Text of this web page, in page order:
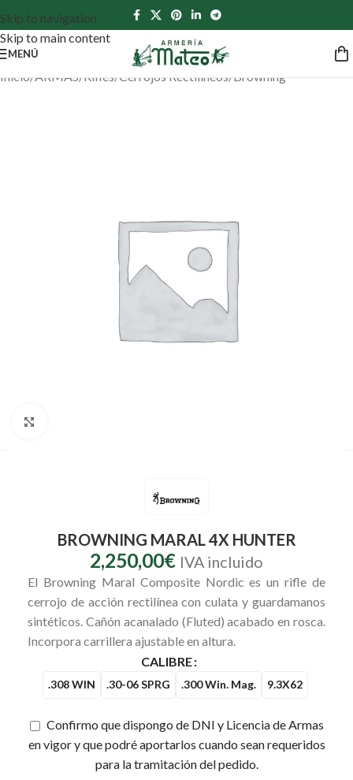
Skip to navigation
Skip to main content
MENÚ
Inicio/ARMAS/ Rifles/ Cerrojos Rectilíneos/ Browning
BROWNING MARAL 4X HUNTER
2,250,00€ IVA incluido
El Browning Maral Composite Nordic es un rifle de
cerrojo de acción rectilínea con culata y guardamanos
sintéticos. Cañón acanalado (Fluted) acabado en rosca.
Incorpora carrillera ajustable en altura.
CALIBRE
.308 WIN .30-06 SPRG .300 Win. Mag. 9.3X62
Confirmo que dispongo de DNI y Licencia de Armas
en vigor y que podré aportarlos cuando sean requeridos
para la tramitación del pedido.